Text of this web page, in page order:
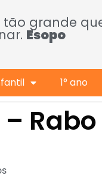
tão grande
Esopo
1° ano